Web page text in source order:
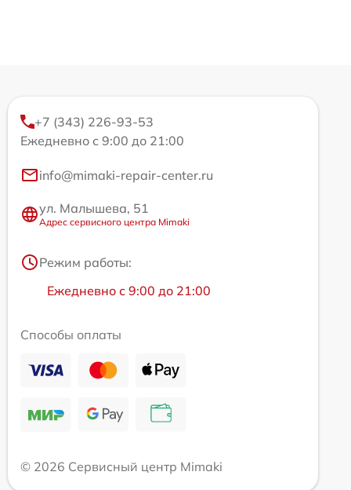
+7 (343) 226-93-53
Ежедневно с 9:00 до 21:00
info@mimaki-repair-center.ru
ул. Малышева, 51
Адрес сервисного центра Mimaki
Режим работы:
Ежедневно с 9:00 до 21:00
Способы оплаты
© 2026 Сервисный центр Mimaki